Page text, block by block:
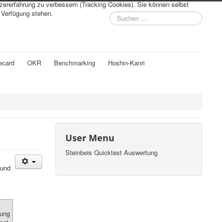
Suchen
...
OKR Benchmarking
Hoshin-Kanri
User Menu
Steinbeis Quicktest Auswertung
zu verbessern (Tracking Cookies). Sie können selbst
stehen.